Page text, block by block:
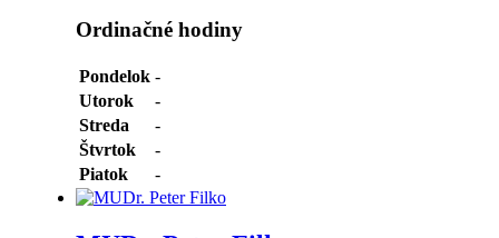
Ordinačné hodiny
Pondelok -
Utorok
-
Streda
-
Štvrtok
-
Piatok
-